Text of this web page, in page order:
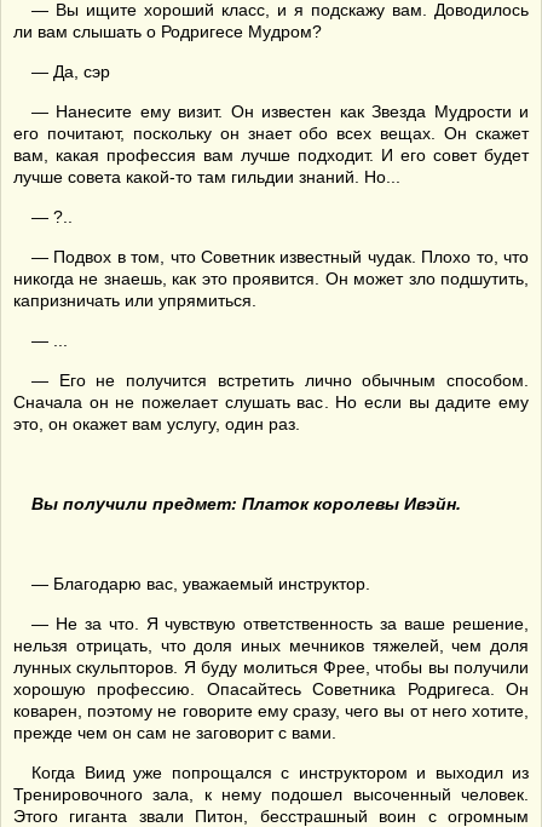
— Вы ищите хороший класс, и я подскажу вам. Доводилось
ли вам слышать о Родригесе Мудром?
— Да, сэр
— Нанесите ему визит. Он известен как Звезда Мудрости и
его почитают, поскольку он знает обо всех вещах. Он скажет
вам, какая профессия вам лучше подходит. И его совет будет
лучше совета какой-то там гильдии знаний. Но...
— ?..
— Подвох в том, что Советник известный чудак. Плохо то, что
никогда не знаешь, как это проявится. Он может зло подшутить,
капризничать или упрямиться.
— ...
— Его не получится встретить лично обычным способом.
Сначала он не пожелает слушать вас. Но если вы дадите ему
это, он окажет вам услугу, один раз.
Вы получили предмет: Платок королевы Ивэйн.
— Благодарю вас, уважаемый инструктор.
— Не за что. Я чувствую ответственность за ваше решение,
нельзя отрицать, что доля иных мечников тяжелей, чем доля
лунных скульпторов. Я буду молиться Фрее, чтобы вы получили
хорошую профессию. Опасайтесь Советника Родригеса. Он
коварен, поэтому не говорите ему сразу, чего вы от него хотите,
прежде чем он сам не заговорит с вами.
Когда Виид уже попрощался с инструктором и выходил из
Тренировочного зала, к нему подошел высоченный человек.
Этого гиганта звали Питон, бесстрашный воин с огромным